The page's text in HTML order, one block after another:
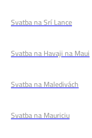
Svatba na Srí Lance
Svatba na Havaji na Maui
Svatba na Maledivách
Svatba na Mauriciu